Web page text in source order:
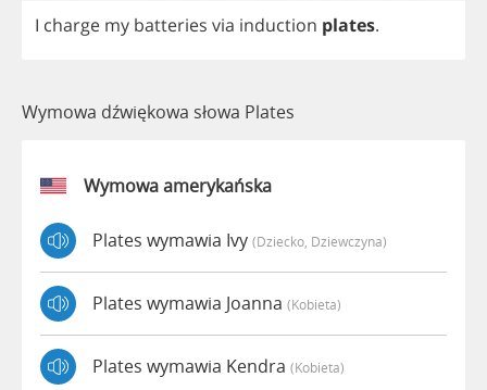
I charge my batteries via induction plates.
Wymowa dźwiękowa słowa Plates
Wymowa amerykańska
Plates wymawia Ivy (dziecko, Dziewczyna)
Plates wymawia Joanna (kobieta)
Plates wymawia Kendra (kobieta)